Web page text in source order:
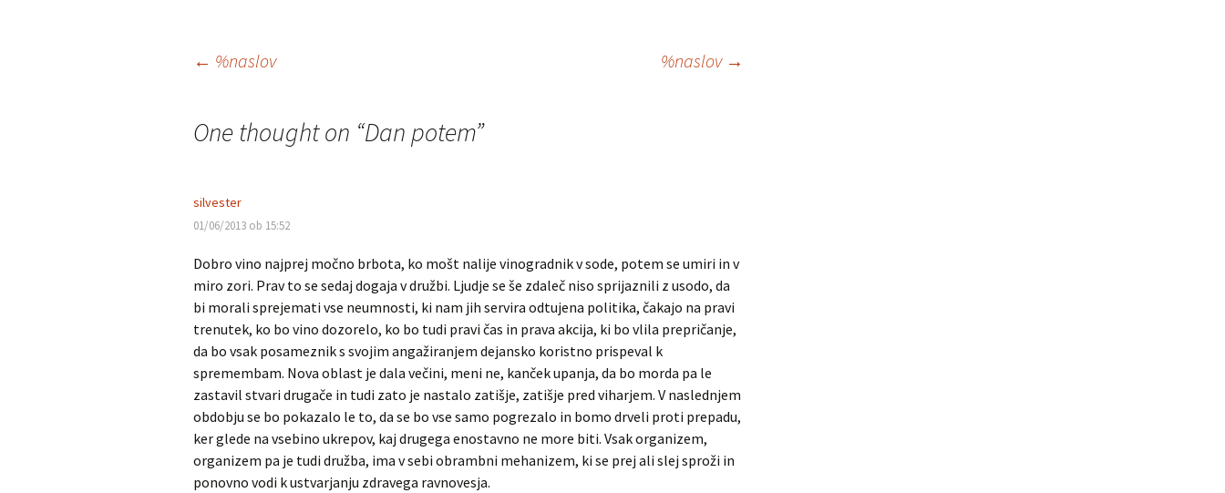
← %naslov %naslov →
One thought on “Dan potem”
silvester
01/06/2013 ob 15:52
Dobro vino najprej močno brbota, ko mošt nalije vinogradnik v sode, potem se umiri in v
miro zori. Prav to se sedaj dogaja v družbi. Ljudje se še zdaleč niso sprijaznili z usodo, da
bi morali sprejemati vse neumnosti, ki nam jih servira odtujena politika, čakajo na pravi
trenutek, ko bo vino dozorelo, ko bo tudi pravi čas in prava akcija, ki bo vlila prepričanje,
da bo vsak posameznik s svojim angažiranjem dejansko koristno prispeval k
spremembam. Nova oblast je dala večini, meni ne, kanček upanja, da bo morda pa le
zastavil stvari drugače in tudi zato je nastalo zatišje, zatišje pred viharjem. V naslednjem
obdobju se bo pokazalo le to, da se bo vse samo pogrezalo in bomo drveli proti prepadu,
ker glede na vsebino ukrepov, kaj drugega enostavno ne more biti. Vsak organizem,
organizem pa je tudi družba, ima v sebi obrambni mehanizem, ki se prej ali slej sproži in
ponovno vodi k ustvarjanju zdravega ravnovesja.